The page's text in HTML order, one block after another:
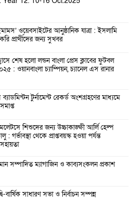
ওয়েবসাইটের আনুষ্ঠানিক যাত্রা : ইসলামি
প্রার্থীদের জন্য সুখবর
শেষ হলো লন্ডন বাংলা প্রেস ক্লাবের ফুটবল
: ওয়ানবাংলা চ্যাম্পিয়ন, চ্যানেল এস রানার
ব্যাডমিন্টন টুর্নামেন্ট রেকর্ড অংশগ্রহণের মাধ্যমে
শিশুদের জন্য উচ্চাকাঙ্ক্ষী আর্লি হেল্প
: গর্ভাবস্থা থেকে প্রাপ্তবয়স্ক হওয়া পর্যন্ত
সম্পাদিত ম্যাগাজিন ও কাব্যসংকলন প্রকাশ
বার্ষিক সাধারণ সভা ও নির্বাচন সম্পন্ন